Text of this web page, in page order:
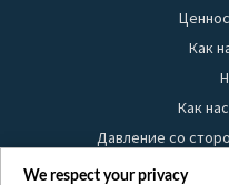
Как
Как
Давление со
Правила
We respect your privacy